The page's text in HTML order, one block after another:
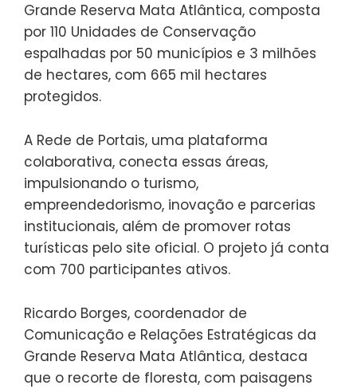
Grande Reserva Mata Atlântica, composta
por 110 Unidades de Conservação
espalhadas por 50 municípios e 3 milhões
de hectares, com 665 mil hectares
protegidos.
A Rede de Portais, uma plataforma
colaborativa, conecta essas áreas,
impulsionando o turismo,
empreendedorismo, inovação e parcerias
institucionais, além de promover rotas
turísticas pelo site oficial. O projeto já conta
com 700 participantes ativos.
Ricardo Borges, coordenador de
Comunicação e Relações Estratégicas da
Grande Reserva Mata Atlântica, destaca
que o recorte de floresta, com paisagens